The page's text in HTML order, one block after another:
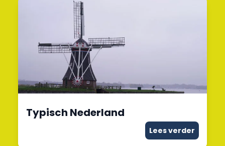
Typisch Nederland
Lees verder